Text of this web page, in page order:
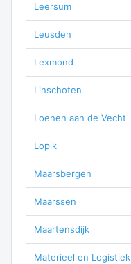
Leersum
Leusden
Lexmond
Linschoten
Loenen aan de Vecht
Lopik
Maarsbergen
Maarssen
Maartensdijk
Materieel en Logistiek